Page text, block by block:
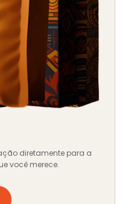
diretamente para a
você merece.